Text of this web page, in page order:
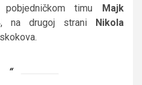
timu Majk
na drugoj strani Nikola